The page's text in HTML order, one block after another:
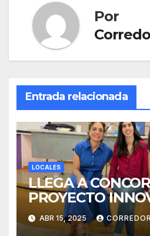
Por
Entrada relacionada
LOCALES
LLEGA A
PROYECTO
SOBRE EL
CULTURA.
ABR 15, 2025